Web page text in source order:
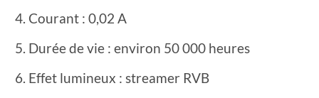
Courant : 0,02 A
Durée de vie : environ 50 000 heures
Effet lumineux : streamer RVB